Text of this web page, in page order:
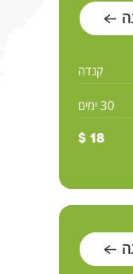
קנדה
30 ימים
18 $